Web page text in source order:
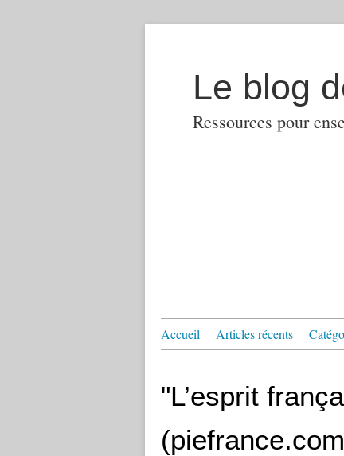
Le blog
Ressources pour
Accueil Articles récents
"L’esprit